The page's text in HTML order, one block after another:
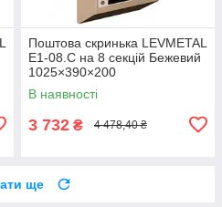
Поштова скринька LEVMETAL
Е1-08.C на 8 секцій Бежевий
1025×390×200
В наявності
3 732 ₴ 4 478,40 ₴
ще